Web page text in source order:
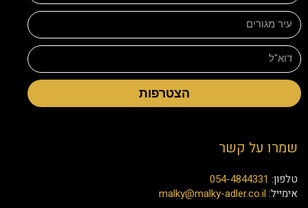
הצטרפות
שמרו על קשר
טלפון: 054-4844331
אימייל: malky@malky-adler.co.il